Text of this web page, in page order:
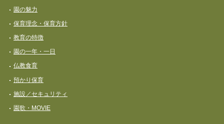
園の魅力
保育理念・保育⽅針
教育の特徴
園の一年・一日
仏教食育
預かり保育
施設／セキュリティ
園歌・MOVIE